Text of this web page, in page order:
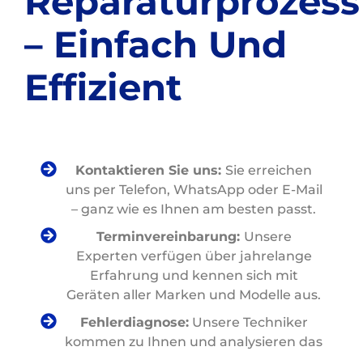
– Einfach Und
Effizient
Kontaktieren Sie uns: Sie erreichen
uns per Telefon, WhatsApp oder E-Mail
– ganz wie es Ihnen am besten passt.
Terminvereinbarung: Unsere
Experten verfügen über jahrelange
Erfahrung und kennen sich mit
Geräten aller Marken und Modelle aus.
Fehlerdiagnose:Unsere Techniker
kommen zu Ihnen und analysieren das